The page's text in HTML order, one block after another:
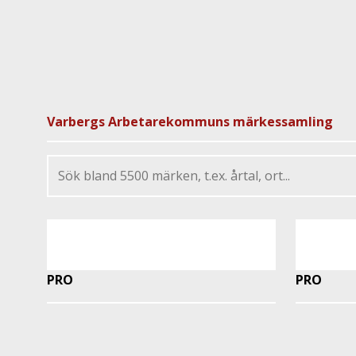
Varbergs Arbetarekommuns märkessamling
PRO PRO